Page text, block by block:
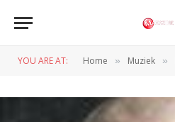
YOU ARE AT: Home » Muziek »